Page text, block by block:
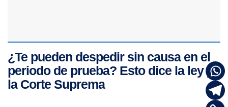
¿Te pueden despedir sin causa en el
periodo de prueba? Esto dice la ley y
la Corte Suprema